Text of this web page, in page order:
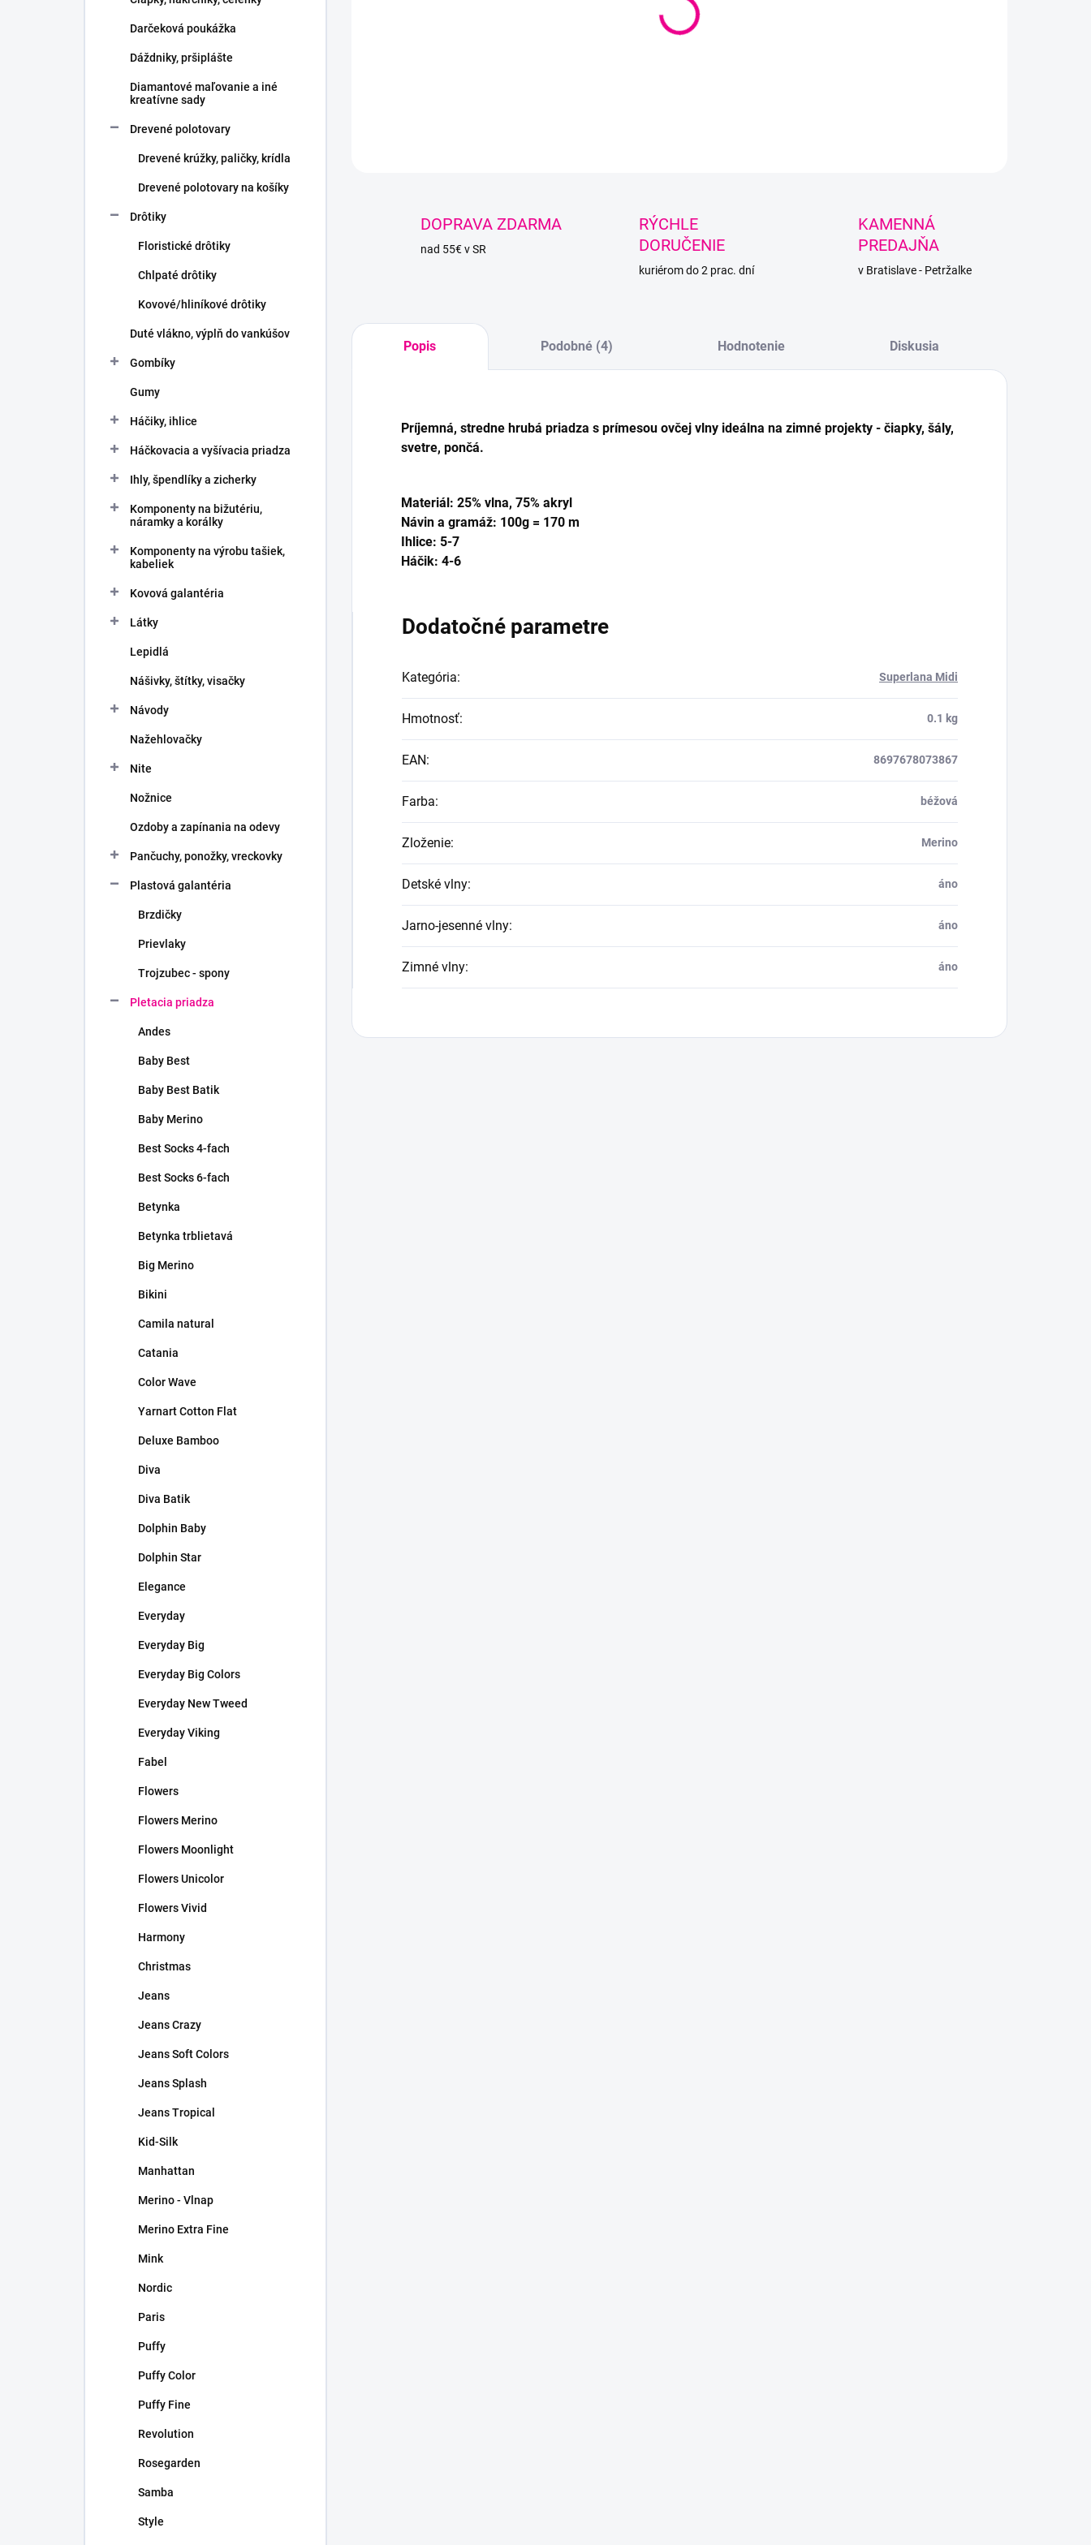
Darčeková poukážka
Dáždniky, pršiplášte
Diamantové maľovanie a iné
kreatívne sady
Drevené polotovary
Drevené krúžky, paličky, krídla
Drevené polotovary na košíky
Drôtiky
Floristické drôtiky
Chlpaté drôtiky
Kovové/hliníkové drôtiky
Duté vlákno, výplň do vankúšov
Gombíky
Gumy
Háčiky, ihlice
Háčkovacia a vyšívacia priadza
Ihly, špendlíky a zicherky
Komponenty na bižutériu,
náramky a korálky
Komponenty na výrobu tašiek,
kabeliek
Kovová galantéria
Látky
Lepidlá
Nášivky, štítky, visačky
Návody
Nažehlovačky
Nite
Nožnice
Ozdoby a zapínania na odevy
Pančuchy, ponožky, vreckovky
Plastová galantéria
Brzdičky
Prievlaky
Trojzubec - spony
Pletacia priadza
Andes
Baby Best
Baby Best Batik
Baby Merino
Best Socks 4-fach
Best Socks 6-fach
Betynka
Betynka trblietavá
Big Merino
Bikini
Camila natural
Catania
Color Wave
Yarnart Cotton Flat
Deluxe Bamboo
Diva
Diva Batik
Dolphin Baby
Dolphin Star
Elegance
Everyday
Everyday Big
Everyday Big Colors
Everyday New Tweed
Everyday Viking
Fabel
Flowers
Flowers Merino
Flowers Moonlight
Flowers Unicolor
Flowers Vivid
Harmony
Christmas
Jeans
Jeans Crazy
Jeans Soft Colors
Jeans Splash
Jeans Tropical
Kid-Silk
Manhattan
Merino - Vlnap
Merino Extra Fine
Mink
Nordic
Paris
Puffy
Puffy Color
Puffy Fine
Revolution
Rosegarden
Samba
Style
DOPRAVA ZDARMA
nad 55€ v SR
RÝCHLE
DORUČENIE
kuriérom do 2 prac. dní
KAMENNÁ
PREDAJŇA
v Bratislave - Petržalke
Popis Podobné (4) Hodnotenie Diskusia
Príjemná, stredne hrubá priadza s prímesou ovčej vlny ideálna na zimné projekty - čiapky, šály,
svetre, pončá.
Materiál: 25% vlna, 75% akryl
Návin a gramáž: 100g = 170 m
Ihlice: 5-7
Háčik: 4-6
Dodatočné parametre
Kategória: Superlana Midi
Hmotnosť: 0.1 kg
EAN: 8697678073867
Farba: béžová
Zloženie: Merino
Detské vlny: áno
Jarno-jesenné vlny: áno
Zimné vlny: áno